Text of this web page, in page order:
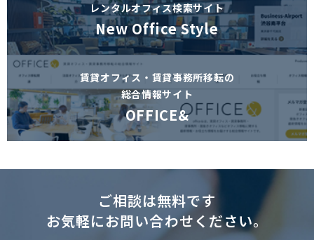
レンタルオフィス検索サイト
New Office Style
賃貸オフィス・賃貸事務所移転の
総合情報サイト
OFFICE&
ご相談は無料です
お気軽にお問い合わせください。